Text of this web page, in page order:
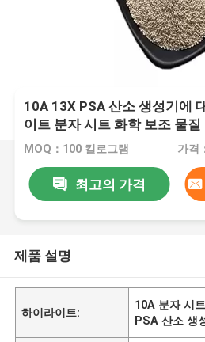
10A 13X PSA 산소 생성기에
이트 분자 시트 화학 보조 물질
MOQ：100 킬로그램
최고의 가격
제품 설명
하이라이트:
10A 분자 시
PSA 산소 생